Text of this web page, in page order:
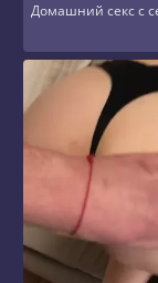
Домашний секс с